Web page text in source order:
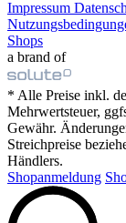
Impressum
Shops
a brand of
* Alle Preise inkl.
Mehrwertsteuer,
Gewähr.
Streichpreise
Händlers.
Shopanmeldung